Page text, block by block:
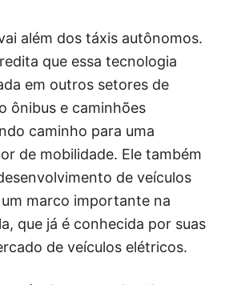
além dos táxis autônomos.
que essa tecnologia
em outros setores de
ônibus e caminhões
caminho para uma
de mobilidade. Ele também
de veículos
marco importante na
que já é conhecida por suas
de veículos elétricos.